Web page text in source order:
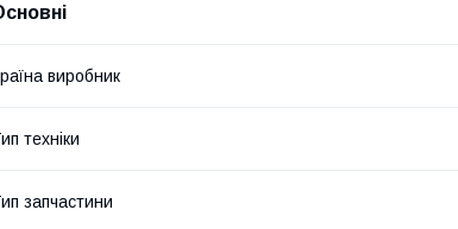
виробник
техніки
запчастини